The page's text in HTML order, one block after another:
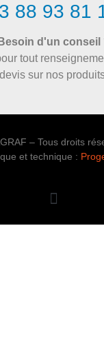
88 93 81
Besoin d'un conseil
tout
devis sur nos
– Tous droits
et technique :